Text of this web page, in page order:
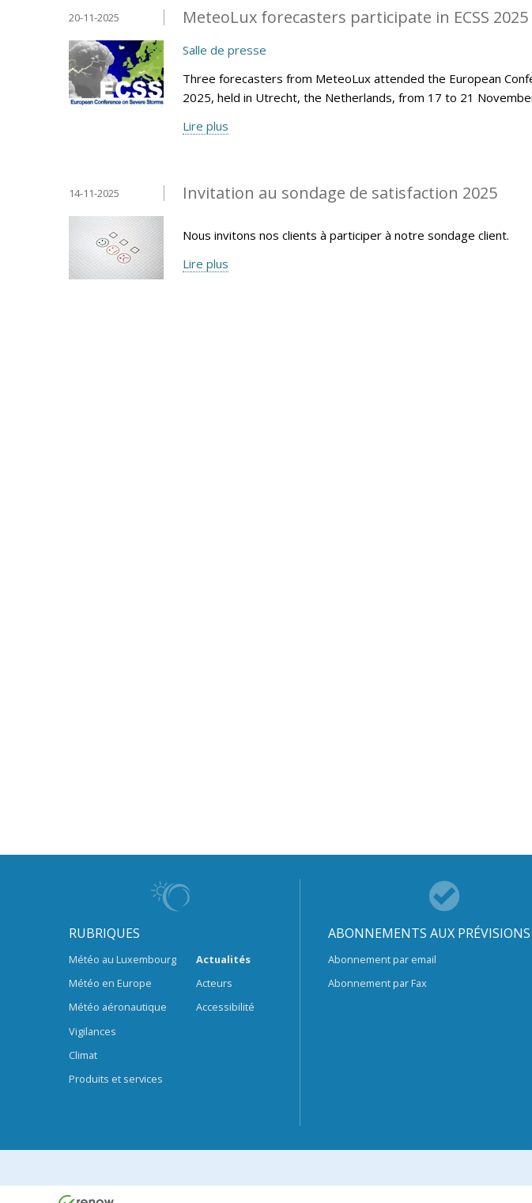
MeteoLux forecasters participate in ECSS 2025
20-11-2025
Salle de presse
Three forecasters from MeteoLux attended the European
2025, held in Utrecht, the Netherlands, from 17 to 21
Lire plus
Invitation au sondage de satisfaction 2025
14-11-2025
Nous invitons nos clients à participer à notre sondage client.
Lire plus
RUBRIQUES
Météo au Luxembourg
Météo en Europe
Météo aéronautique
Vigilances
Climat
Produits et services
Actualités
Acteurs
Accessibilité
ABONNEMENTS AUX PRÉVISIONS
Abonnement par email
Abonnement par Fax